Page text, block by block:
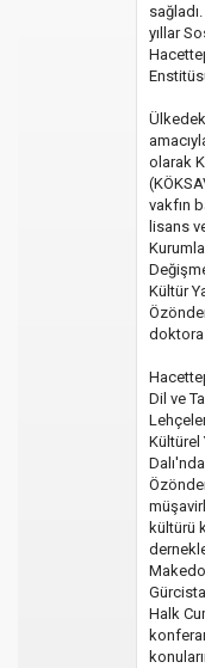
yıllar
olarak
vakfın
lisans
Kültür
Dil ve
Kültürel
kültürü
Halk